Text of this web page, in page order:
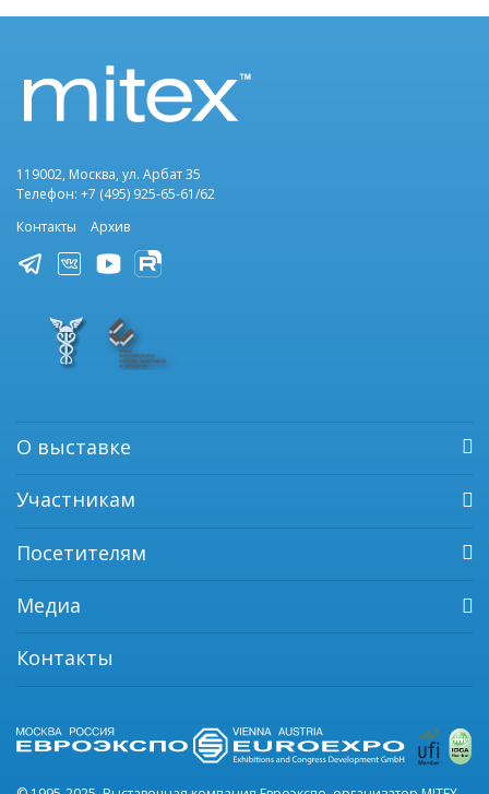
119002, Москва, ул. Арбат 35
Телефон: +7 (495) 925-65-61/62
Контакты
Архив
О выставке
Участникам
Посетителям
Медиа
Контакты